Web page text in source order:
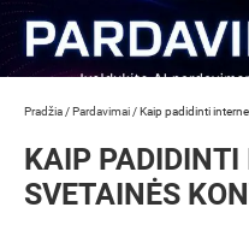
Pradžia /Pardavimai /Kaip padidinti
KAIP PADIDINTI
SVETAINĖS